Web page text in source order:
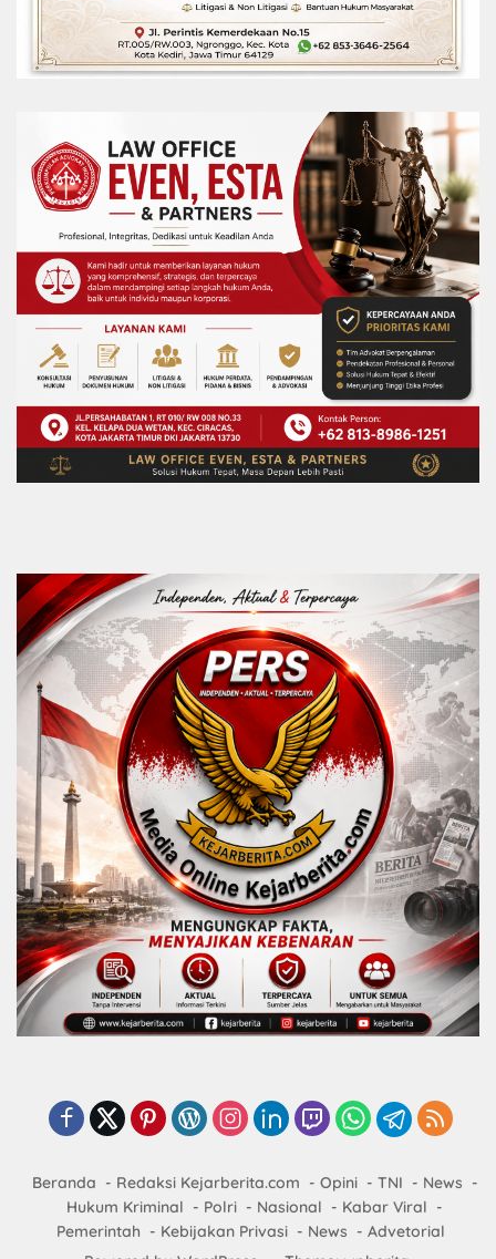
Beranda Redaksi Kejarberita.com Opini TNI
News
Hukum Kriminal
Polri Nasional
Kabar Viral
Pemerintah
Kebijakan Privasi News
Advetorial